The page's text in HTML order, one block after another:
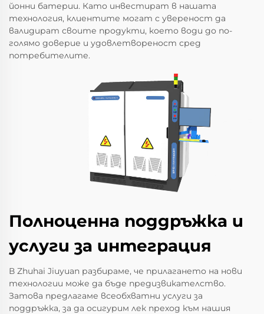
йонни батерии. Като инвестират в нашата
технология, клиентите могат с увереност да
валидират своите продукти, което води до по-
голямо доверие и удовлетвореност сред
потребителите.
Полноценна поддръжка и
услуги за интеграция
В Zhuhai Jiuyuan разбираме, че прилагането на нови
технологии може да бъде предизвикателство.
Затова предлагаме всеобхватни услуги за
поддръжка, за да осигурим лек преход към нашия